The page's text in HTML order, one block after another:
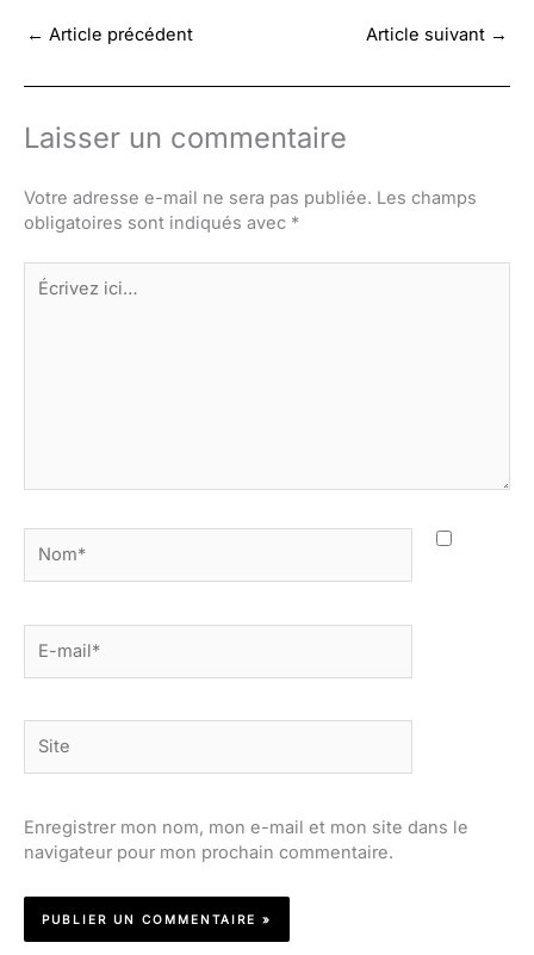
← Article précédent Article suivant →
Laisser un commentaire
Votre adresse e-mail ne sera pas publiée. Les champs
obligatoires sont indiqués avec *
Écrivez
ici…
mail*
Enregistrer mon nom, mon e-mail et mon site dans le
navigateur pour mon prochain commentaire.